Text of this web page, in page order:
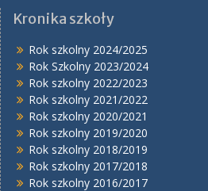
Kronika szkoły
Rok szkolny 2024/2025
Rok Szkolny 2023/2024
Rok szkolny 2022/2023
Rok szkolny 2021/2022
Rok szkolny 2020/2021
Rok szkolny 2019/2020
Rok szkolny 2018/2019
Rok szkolny 2017/2018
Rok szkolny 2016/2017